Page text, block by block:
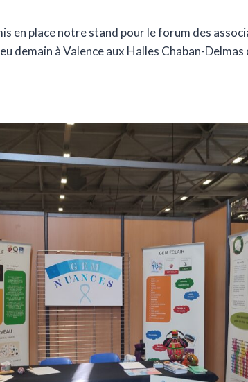
en place notre stand pour le forum des
demain à Valence aux Halles Chaban-Delmas